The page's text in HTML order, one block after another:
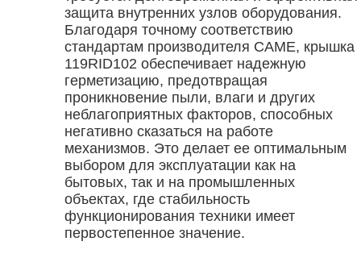
защита внутренних узлов оборудования.
Благодаря точному соответствию
стандартам производителя CAME, крышка
119RID102 обеспечивает надежную
герметизацию, предотвращая
проникновение пыли, влаги и других
неблагоприятных факторов, способных
негативно сказаться на работе
механизмов. Это делает ее оптимальным
выбором для эксплуатации как на
бытовых, так и на промышленных
объектах, где стабильность
функционирования техники имеет
первостепенное значение.